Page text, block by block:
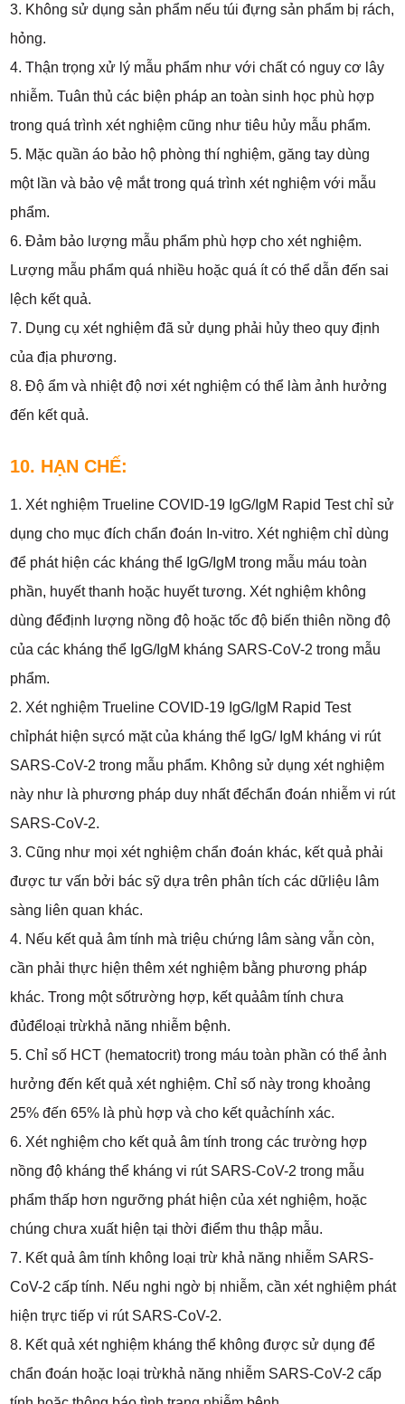
3. Không sử dụng sản phẩm nếu túi đựng sản phẩm bị rách,
hỏng.
4. Thận trọng xử lý mẫu phẩm như với chất có nguy cơ lây
nhiễm. Tuân thủ các biện pháp an toàn sinh học phù hợp
trong quá trình xét nghiệm cũng như tiêu hủy mẫu phẩm.
5. Mặc quần áo bảo hộ phòng thí nghiệm, găng tay dùng
một lần và bảo vệ mắt trong quá trình xét nghiệm với mẫu
phẩm.
6. Đảm bảo lượng mẫu phẩm phù hợp cho xét nghiệm.
Lượng mẫu phẩm quá nhiều hoặc quá ít có thể dẫn đến sai
lệch kết quả.
7. Dụng cụ xét nghiệm đã sử dụng phải hủy theo quy định
của địa phương.
8. Độ ẩm và nhiệt độ nơi xét nghiệm có thể làm ảnh hưởng
đến kết quả.
10. HẠN CHẾ:
1. Xét nghiệm Trueline COVID-19 IgG/IgM Rapid Test chỉ sử
dụng cho mục đích chẩn đoán In-vitro. Xét nghiệm chỉ dùng
để phát hiện các kháng thể IgG/IgM trong mẫu máu toàn
phần, huyết thanh hoặc huyết tương. Xét nghiệm không
dùng đểđịnh lượng nồng độ hoặc tốc độ biến thiên nồng độ
của các kháng thể IgG/IgM kháng SARS-CoV-2 trong mẫu
phẩm.
2. Xét nghiệm Trueline COVID-19 IgG/IgM Rapid Test
chỉphát hiện sựcó mặt của kháng thể IgG/ IgM kháng vi rút
SARS-CoV-2 trong mẫu phẩm. Không sử dụng xét nghiệm
này như là phương pháp duy nhất đểchẩn đoán nhiễm vi rút
SARS-CoV-2.
3. Cũng như mọi xét nghiệm chẩn đoán khác, kết quả phải
được tư vấn bởi bác sỹ dựa trên phân tích các dữliệu lâm
sàng liên quan khác.
4. Nếu kết quả âm tính mà triệu chứng lâm sàng vẫn còn,
cần phải thực hiện thêm xét nghiệm bằng phương pháp
khác. Trong một sốtrường hợp, kết quảâm tính chưa
đủđểloại trừkhả năng nhiễm bệnh.
5. Chỉ số HCT (hematocrit) trong máu toàn phần có thể ảnh
hưởng đến kết quả xét nghiệm. Chỉ số này trong khoảng
25% đến 65% là phù hợp và cho kết quảchính xác.
6. Xét nghiệm cho kết quả âm tính trong các trường hợp
nồng độ kháng thể kháng vi rút SARS-CoV-2 trong mẫu
phẩm thấp hơn ngưỡng phát hiện của xét nghiệm, hoặc
chúng chưa xuất hiện tại thời điểm thu thập mẫu.
7. Kết quả âm tính không loại trừ khả năng nhiễm SARS-
CoV-2 cấp tính. Nếu nghi ngờ bị nhiễm, cần xét nghiệm phát
hiện trực tiếp vi rút SARS-CoV-2.
8. Kết quả xét nghiệm kháng thể không được sử dụng để
chẩn đoán hoặc loại trừkhả năng nhiễm SARS-CoV-2 cấp